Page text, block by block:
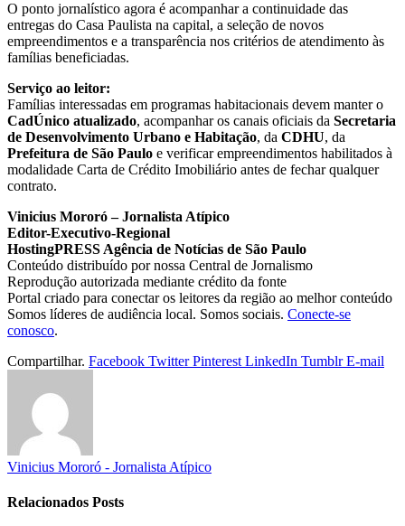
O ponto jornalístico agora é acompanhar a continuidade das
entregas do Casa Paulista na capital, a seleção de novos
empreendimentos e a transparência nos critérios de atendimento às
famílias beneficiadas.
Serviço ao leitor:
Famílias interessadas em programas habitacionais devem manter o
CadÚnico atualizado, acompanhar os canais oficiais da Secretaria
de Desenvolvimento Urbano e Habitação, da CDHU, da
Prefeitura de São Paulo e verificar empreendimentos habilitados à
modalidade Carta de Crédito Imobiliário antes de fechar qualquer
contrato.
Vinicius Mororó – Jornalista Atípico
Editor-Executivo-Regional
HostingPRESS Agência de Notícias de São Paulo
Conteúdo distribuído por nossa Central de Jornalismo
Reprodução autorizada mediante crédito da fonte
Portal criado para conectar os leitores da região ao melhor conteúdo
Somos líderes de audiência local. Somos sociais. Conecte-se
conosco.
Compartilhar. Facebook Twitter Pinterest LinkedIn Tumblr E-mail
Vinicius Mororó - Jornalista Atípico
Relacionados Posts